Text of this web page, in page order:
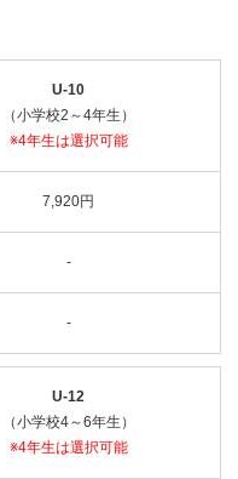
U-10
（小学校2～4年生）
※4年生は選択可能
7,920円
-
-
U-12
（小学校4～6年生）
※4年生は選択可能